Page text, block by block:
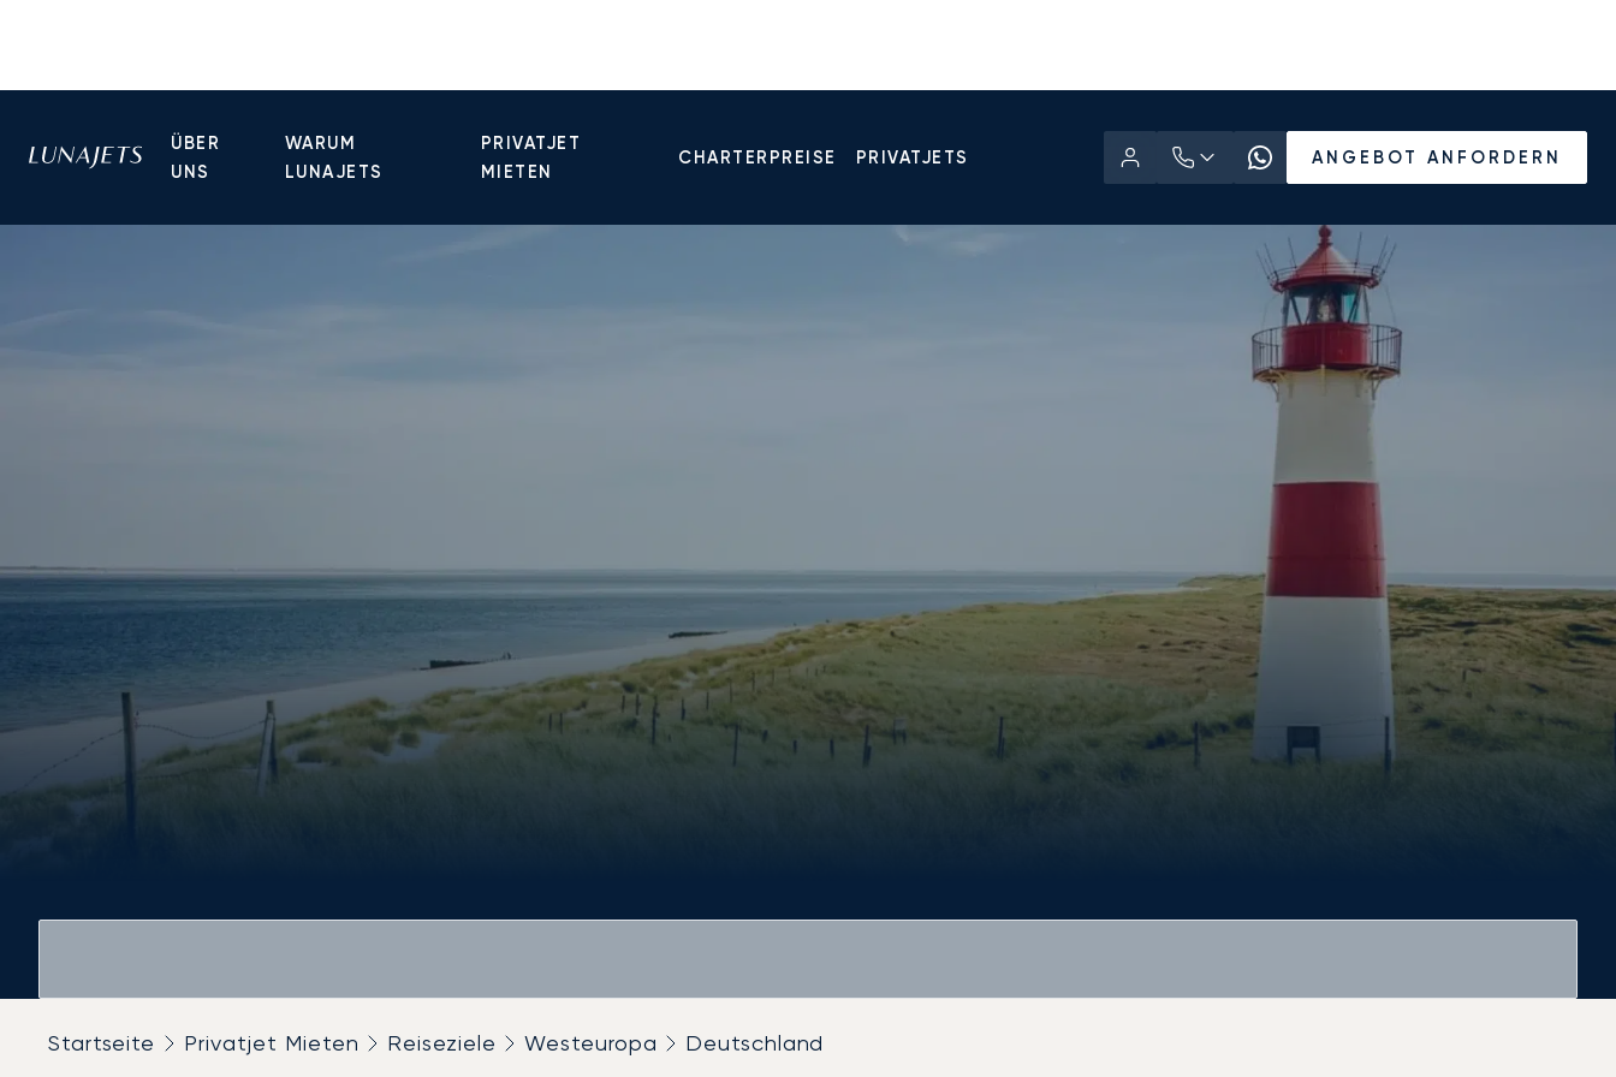
ÜBER
UNS
WARUM
LUNAJETS
PRIVATJET
MIETEN
CHARTERPREISE PRIVATJETS ANGEBOT ANFORDERN
Startseite Privatjet Mieten Reiseziele Westeuropa Deutschland